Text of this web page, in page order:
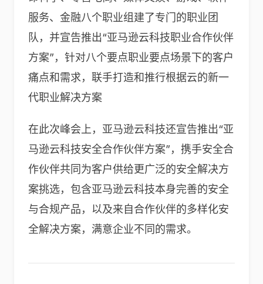
服务、金融八个职业组建了专门的职业团
队，并宣告推出“亚马逊云科技职业合作伙伴
方案”，针对八个要点职业要点场景下的客户
痛点和需求，联手打造和推行根据云的新一
代职业解决方案
在此次峰会上，亚马逊云科技还宣告推出“亚
马逊云科技安全合作伙伴方案”，携手安全合
作伙伴共同为客户供给更广泛的安全解决方
案挑选，包含亚马逊云科技本身完善的安全
与合规产品，以及来自合作伙伴的多样化安
全解决方案，满意企业不同的需求。